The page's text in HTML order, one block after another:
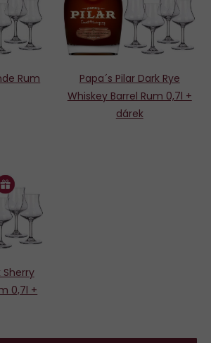
Rum
Papa´s Pilar Dark Rye
Whiskey Barrel Rum 0,7l +
dárek
Sherry
0,7l +